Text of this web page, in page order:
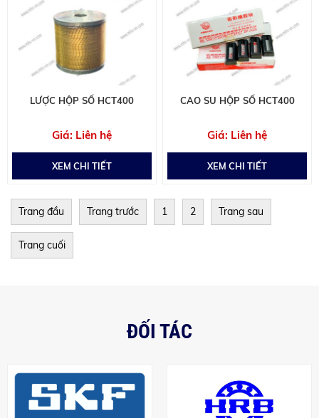
LƯỢC HỘP SỐ HCT400
Liên hệ
XEM CHI TIẾT
CAO SU HỘP SỐ HCT400
Liên hệ
XEM CHI TIẾT
Trang đầu Trang trước 1 2 Trang sau
Trang cuối
ĐỐI TÁC